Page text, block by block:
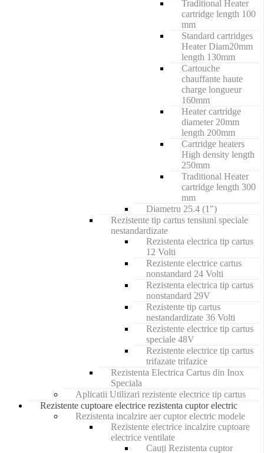
Traditional Heater
cartridge length 100
mm
Standard cartridges
Heater Diam20mm
length 130mm
Cartouche
chauffante haute
charge longueur
160mm
Heater cartridge
diameter 20mm
length 200mm
Cartridge heaters
High density length
250mm
Traditional Heater
cartridge length 300
mm
Diametru 25.4 (1")
Rezistente tip cartus tensiuni speciale
nestandardizate
Rezistenta electrica tip cartus
12 Volti
Rezistente electrice cartus
nonstandard 24 Volti
Rezistenta electrica tip cartus
nonstandard 29V
Rezistente tip cartus
nestandardizate 36 Volti
Rezistente electrice tip cartus
speciale 48V
Rezistente electrice tip cartus
trifazate trifazice
Rezistenta Electrica Cartus din Inox
Speciala
Aplicatii Utilizari rezistente electrice tip cartus
Rezistente cuptoare electrice rezistenta cuptor electric
Rezistenta incalzire aer cuptor electric modele
Rezistente electrice incalzire cuptoare
electrice ventilate
Cauți Rezistenta cuptor